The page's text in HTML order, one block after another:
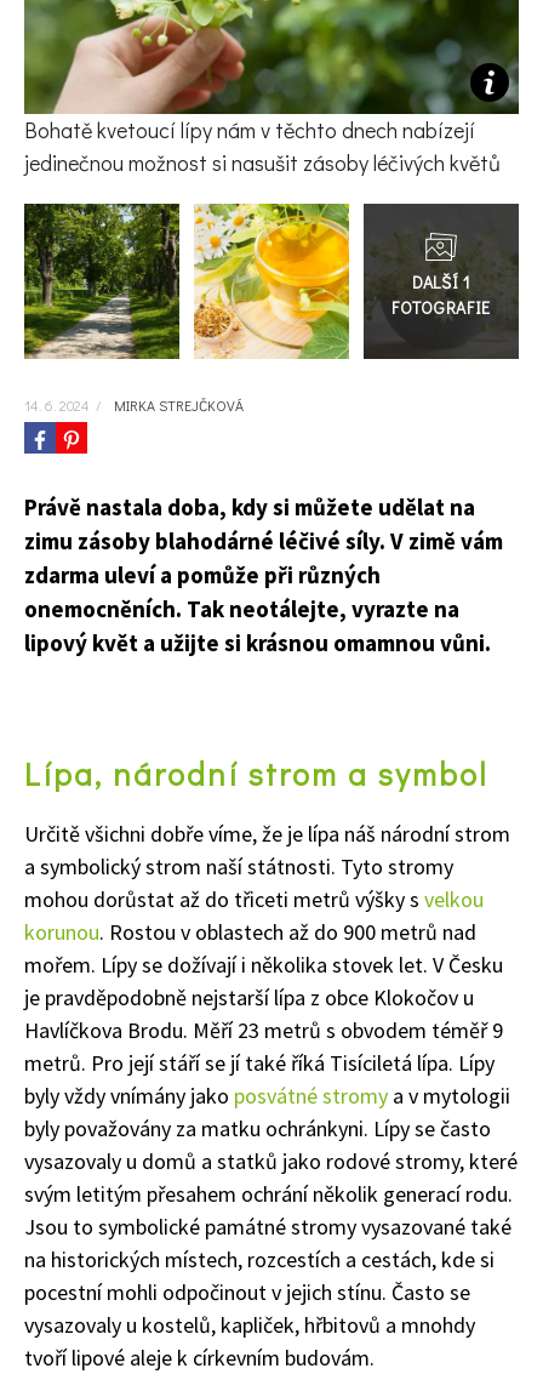
KVÍZY A TESTY
Bohatě kvetoucí lípy nám v těchto dnech nabízejí
jedinečnou možnost si nasušit zásoby léčivých květů
do
galerie
14. 6. 2024 / MIRKA STREJČKOVÁ
Právě nastala doba, kdy si můžete udělat na
zimu zásoby blahodárné léčivé síly. V zimě vám
zdarma uleví a pomůže při různých
onemocněních. Tak neotálejte, vyrazte na
lipový květ a užijte si krásnou omamnou vůni.
Lípa, národní strom a symbol
Určitě všichni dobře víme, že je lípa náš národní strom
a symbolický strom naší státnosti. Tyto stromy
mohou dorůstat až do třiceti metrů výšky s velkou
korunou. Rostou v oblastech až do 900 metrů nad
mořem. Lípy se dožívají i několika stovek let. V Česku
je pravděpodobně nejstarší lípa z obce Klokočov u
Havlíčkova Brodu. Měří 23 metrů s obvodem téměř 9
metrů. Pro její stáří se jí také říká Tisíciletá lípa. Lípy
byly vždy vnímány jako posvátné stromy a v mytologii
byly považovány za matku ochránkyni. Lípy se často
vysazovaly u domů a statků jako rodové stromy, které
svým letitým přesahem ochrání několik generací rodu.
Jsou to symbolické památné stromy vysazované také
na historických místech, rozcestích a cestách, kde si
pocestní mohli odpočinout v jejich stínu. Často se
vysazovaly u kostelů, kapliček, hřbitovů a mnohdy
tvoří lipové aleje k církevním budovám.